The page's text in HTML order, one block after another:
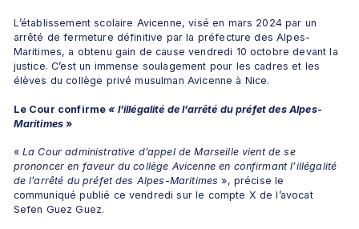
L’établissement scolaire Avicenne, visé en mars 2024 par un
arrêté de fermeture définitive par la préfecture des Alpes-
Maritimes, a obtenu gain de cause vendredi 10 octobre devant la
justice. C’est un immense soulagement pour les cadres et les
élèves du collège privé musulman Avicenne à Nice.
Le Cour confirme « l’illégalité de l’arrêté du préfet des Alpes-
Maritimes »
« La Cour administrative d’appel de Marseille vient de se
prononcer en faveur du collège Avicenne en confirmant l’illégalité
de l’arrêté du préfet des Alpes-Maritimes », précise le
communiqué publié ce vendredi sur le compte X de l’avocat
Sefen Guez Guez.